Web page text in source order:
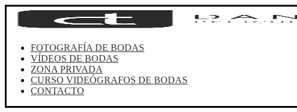
FOTOGRAFÍA DE BODAS
VÍDEOS DE BODAS
ZONA PRIVADA
CURSO VIDEÓGRAFOS DE BODAS
CONTACTO